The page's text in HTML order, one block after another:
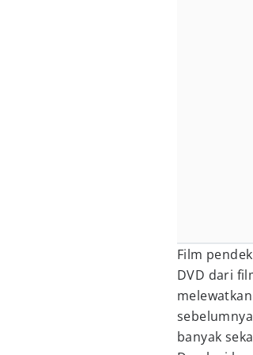
Film pendek
DVD dari
banyak